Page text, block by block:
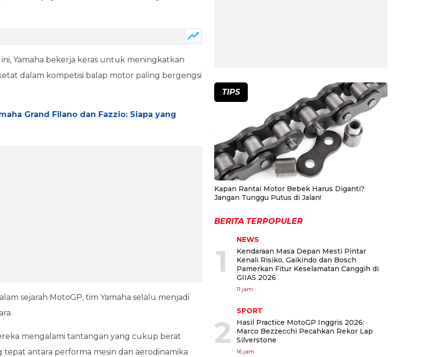
Yamaha bekerja keras untuk meningkatkan
dalam kompetisi balap motor paling bergengsi
Grand Filano dan Fazzio: Siapa yang
sejarah MotoGP, tim Yamaha selalu menjadi
mengalami tantangan yang cukup berat
antara performa mesin dan aerodinamika
TIPS
Kapan Rantai Motor Bebek Harus Diganti?
Jangan Tunggu Putus di Jalan!
BERITA TERPOPULER
1
NEWS
Kendaraan Masa Depan Mesti Pintar
Kenali Risiko, Gaikindo dan Bosch
Pamerkan Fitur Keselamatan Canggih di
GIIAS 2026
11 jam
2
SPORT
Hasil Practice MotoGP Inggris 2026:
Marco Bezzecchi Pecahkan Rekor Lap
Silverstone
16 jam